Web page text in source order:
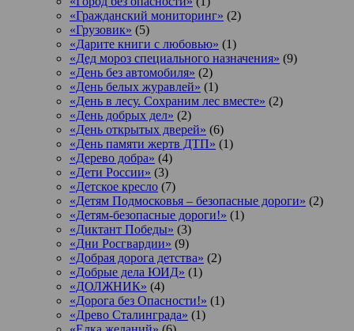
«Гражданский мониторинг» (2)
«Грузовик» (5)
«Дарите книги с любовью» (1)
«Дед мороз специального назначения» (9)
«День без автомобиля» (2)
«День белых журавлей» (1)
«День в лесу. Сохраним лес вместе» (2)
«День добрых дел» (2)
«День открытых дверей» (6)
«День памяти жертв ДТП» (1)
«Дерево добра» (4)
«Дети России» (3)
«Детское кресло (7)
«Детям Подмосковья – безопасные дороги» (2)
«Детям-безопасные дороги!» (1)
«Диктант Победы» (3)
«Дни Росгвардии» (9)
«Добрая дорога детства» (2)
«Добрые дела ЮИД» (1)
«ДОЛЖНИК» (4)
«Дорога без Опасности!» (1)
«Древо Сталинграда» (1)